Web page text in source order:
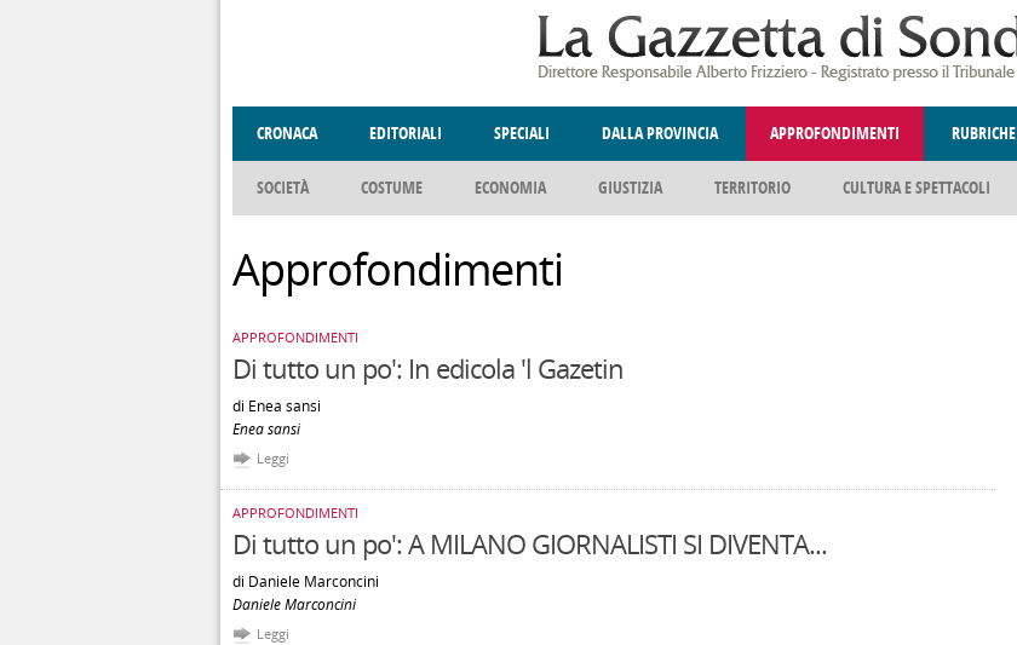
CRONACA EDITORIALI SPECIALI DALLA PROVINCIA APPROFONDIMENTI
SOCIETÀ COSTUME ECONOMIA GIUSTIZIA TERRITORIO CULTURA E SPETTACOLI
RUBRICHE
Approfondimenti
APPROFONDIMENTI
Di tutto un po': In edicola 'l Gazetin
di Enea sansi
Enea sansi
Leggi
APPROFONDIMENTI
Di tutto un po': A MILANO GIORNALISTI SI DIVENTA...
di Daniele Marconcini
Daniele Marconcini
Leggi